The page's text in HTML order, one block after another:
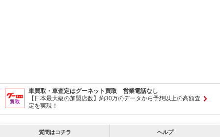
車買取・車査定はグーネット買取 営業電話なし
【日本最大級の加盟店数】約30万のデータから予想以上の高額査
定を実現！
質問はコチラ ヘルプ